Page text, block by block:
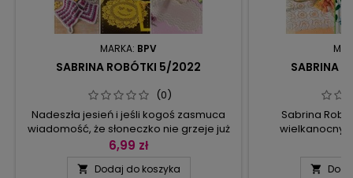
MARKA: BPV
SABRINA ROBÓTKI 5/2022
(0)
Nadeszła jesień i jeśli kogoś zasmuca
wiadomość, że słoneczko nie grzeje już
tak jak latem, temu polecamy modele
Słoneczne uśmiechy w intensywnie
6,99 zł
 Dodaj do koszyka
SABRINA
Sabrina
wielkanocny
rzadkiej urody
